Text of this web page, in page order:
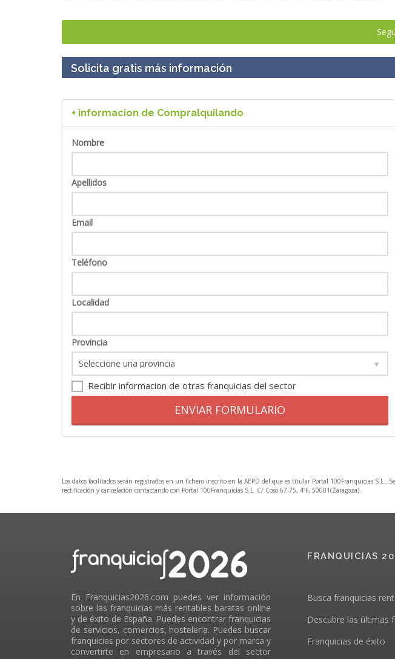
Si le interesa emprender en el sector inmobiliario, no lo dude y contacte con
POR QUÉ SER FRANQUICIADO DE FRANQUICIA COMPRALQUILANDO.
Formación inicial.
Marketing.
Información sobre la legislación vigente. Apoyo deL departamento jurídico.
Curso de negociación.
Zona de exclusividad.
Solicita gratis más información
+ informacion de Compralquilando
Nombre
Apellidos
Email
Teléfono
Localidad
Provincia
Recibir informacion de otras franquicias del sector
ENVIAR FORMULARIO
Los datos facilitados serán registrados en un fichero inscrito en la AEPD del que es titular Portal 100Franquicias S.L..
rectificación y cancelación contactando con Portal 100Franquicias S.L. C/ Coso 67-75, 4ºF, 50001(Zaragoza).
En Franquicias2026.com puedes ver información
sobre las franquicias más rentables baratas online
y de éxito de España. Puedes encontrar franquicias
de servicios, comercios, hostelería. Puedes buscar
franquicias por sectores de actividad y por marca y
convertirte en empresario a través del sector
FRANQUICIAS
Busca franquicias
Descubre las últimas
Franquicias de éxito